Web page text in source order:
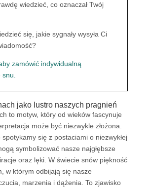
wiedzieć, co oznaczał Twój
się, jakie sygnały wysyła Ci
zamówić indywidualną
jako lustro naszych pragnień
to motyw, który od wieków fascynuje
może być niezwykle złożona.
się z postaciami o niezwykłej
symbolizować nasze najgłębsze
oraz lęki. W świecie snów piękność
w którym odbijają się nasze
marzenia i dążenia. To zjawisko